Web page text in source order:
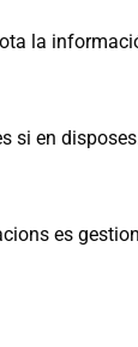
la
si en
es